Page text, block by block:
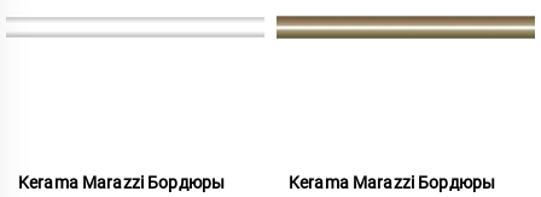
Kerama Marazzi Бордюры
Kerama Marazzi Бордюры